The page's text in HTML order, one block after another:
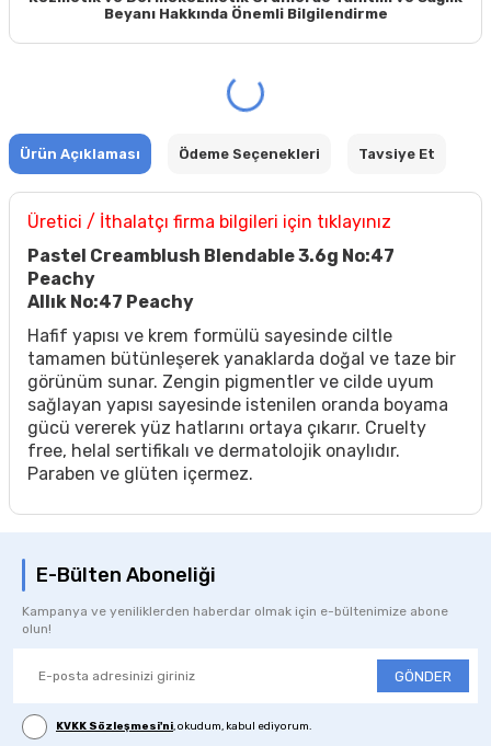
Beyanı Hakkında Önemli Bilgilendirme
Ürün Açıklaması Ödeme Seçenekleri Tavsiye Et
Üretici / İthalatçı firma bilgileri için tıklayınız
Pastel Creamblush Blendable 3.6g No:47
Peachy
Allık No:47 Peachy
Hafif yapısı ve krem formülü sayesinde ciltle
tamamen bütünleşerek yanaklarda doğal ve taze bir
görünüm sunar. Zengin pigmentler ve cilde uyum
sağlayan yapısı sayesinde istenilen oranda boyama
gücü vererek yüz hatlarını ortaya çıkarır. Cruelty
free, helal sertifikalı ve dermatolojik onaylıdır.
Paraben ve glüten içermez.
E-Bülten Aboneliği
Kampanya ve yeniliklerden haberdar olmak için e-bültenimize abone
olun!
GÖNDER
KVKK Sözleşmesi'ni, okudum, kabul ediyorum.